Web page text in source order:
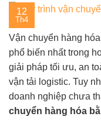
12
Th4
Vận chuyển hàng
phổ biến nhất trong
giải pháp tối ưu, an
vận tải logistic. Tuy
doanh nghiệp chưa
chuyển hàng hóa